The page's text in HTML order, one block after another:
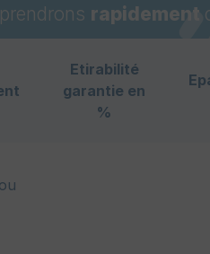
rapidement
Etirabilité
garantie en
%